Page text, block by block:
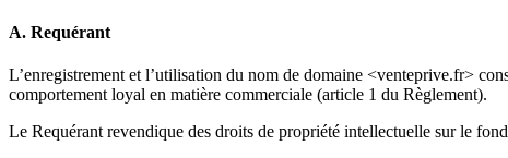
A. Requérant
L’enregistrement et l’utilisation du nom de domaine <venteprive.fr>
comportement loyal en matière commerciale (article 1 du Règlement).
Le Requérant revendique des droits de propriété intellectuelle sur le